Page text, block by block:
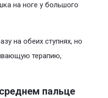
на ноге у большого
на обеих ступнях, но
терапию,
пальце